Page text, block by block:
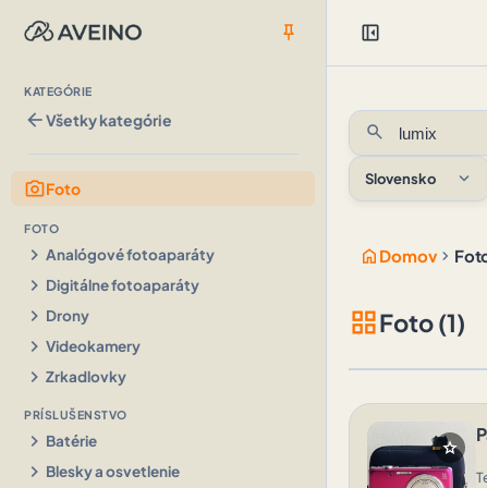
push_pin
KATEGÓRIE
arrow_backVšetky kategórie
photo_cameraFoto
FOTO
chevron_right Analógové fotoaparáty
chevron_right Digitálne fotoaparáty
chevron_right Drony
chevron_right Videokamery
chevron_right Zrkadlovky
PRÍSLUŠENSTVO
chevron_right Batérie
chevron_right Blesky a osvetlenie
left_panel_close
search
Slovensko expand_more
home Domov chevron_right
grid_viewFoto (1)
star